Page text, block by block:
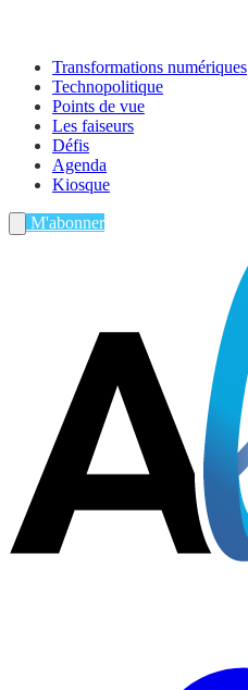
Transformations numériques
Technopolitique
Points de vue
Les faiseurs
Défis
Agenda
Kiosque
M'abonner